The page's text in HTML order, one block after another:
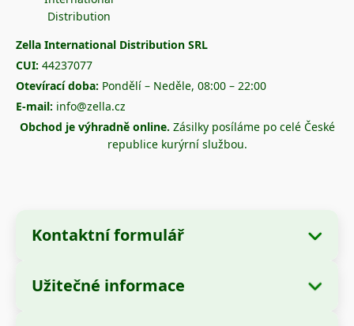
Zella International Distribution SRL
CUI: 44237077
Otevírací doba: Pondělí – Neděle, 08:00 – 22:00
E-mail: info@zella.cz
Obchod je výhradně online. Zásilky posíláme po celé České
republice kurýrní službou.
Kontaktní formulář
Užitečné informace